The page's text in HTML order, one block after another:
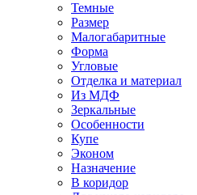
Темные
Размер
Малогабаритные
Форма
Угловые
Отделка и материал
Из МДФ
Зеркальные
Особенности
Купе
Эконом
Назначение
В коридор